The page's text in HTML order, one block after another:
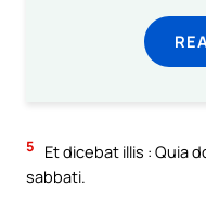
5
Et dicebat illis : Quia
sabbati.